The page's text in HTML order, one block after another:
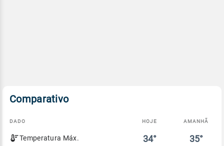
Comparativo
Comparativo
entre
DADO HOJE AMANHÃ
Temperatura Máx. 34° 35°